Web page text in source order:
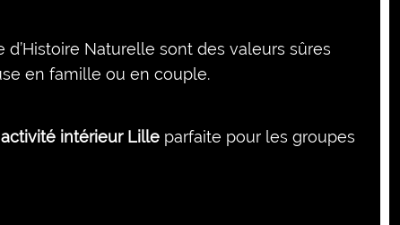
Naturelle sont des valeurs sûres
en famille ou en couple.
activité intérieur Lille parfaite pour les groupes